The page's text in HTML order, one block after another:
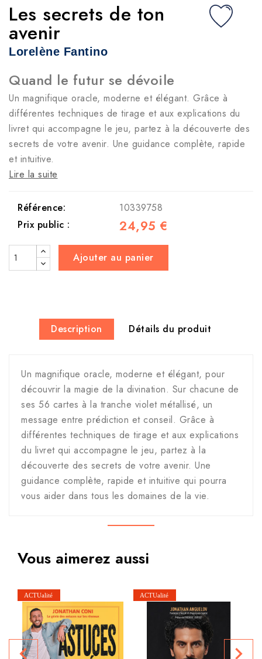
Les secrets de ton
avenir
Lorelène Fantino
Quand le futur se dévoile
Un magnifique oracle, moderne et élégant. Grâce à
différentes techniques de tirage et aux explications du
livret qui accompagne le jeu, partez à la découverte des
secrets de votre avenir. Une guidance complète, rapide
et intuitive.
Lire la suite
Référence:
10339758
Prix public :
24,95 €
Ajouter au panier
Description Détails du produit
Un magnifique oracle, moderne et élégant, pour
découvrir la magie de la divination. Sur chacune de
ses 56 cartes à la tranche violet métallisé, un
message entre prédiction et conseil. Grâce à
différentes techniques de tirage et aux explications
du livret qui accompagne le jeu, partez à la
découverte des secrets de votre avenir. Une
guidance complète, rapide et intuitive qui pourra
vous aider dans tous les domaines de la vie.
Vous aimerez aussi
navigate_before navigate_next